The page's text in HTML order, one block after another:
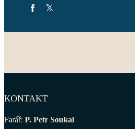
KONTAKT
Farář: P. Petr Soukal